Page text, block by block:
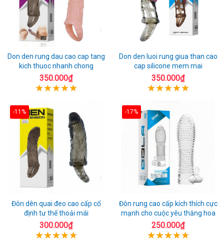
Don den rung dau cao cap tang
kich thuoc nhanh chong
350.000₫
Don den luoi rung giua than cao
cap silicone mem mai
350.000₫
-11%
Đôn dên quai đeo cao cấp cố
định tư thế thoải mái
300.000₫
-17%
Đôn rung cao cấp kích thích cực
mạnh cho cuộc yêu thăng hoa
250.000₫